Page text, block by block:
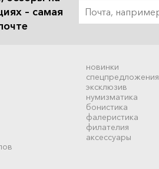
– самая
новинки
спецпредложения
эксклюзив
нумизматика
бонистика
фалеристика
филателия
аксессуары